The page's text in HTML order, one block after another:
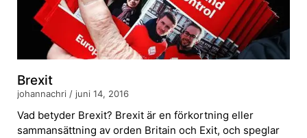
Brexit
johannachri juni 14, 2016
Vad betyder Brexit? Brexit är en förkortning eller
sammansättning av orden Britain och Exit, och speglar